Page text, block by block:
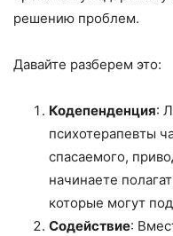
решению проблем.
Давайте разберем это:
Кодепенденция:
психотерапевты
спасаемого,
начинаете
которые могут
Содействие: